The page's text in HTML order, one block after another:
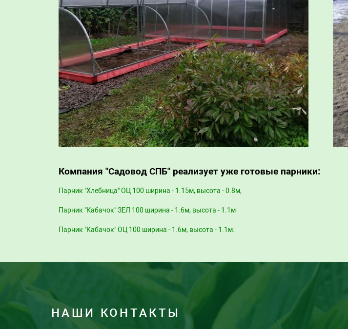
Компания "Садовод СПБ" реализует уже готовые парники:
Парник "Хлебница" ОЦ 100 ширина - 1.15м, высота - 0.8м,
Парник "Кабачок" ЗЕЛ 100 ширина - 1.6м, высота - 1.1м
Парник "Кабачок" ОЦ 100 ширина - 1.6м, высота - 1.1м.
НАШИ КОНТАКТЫ